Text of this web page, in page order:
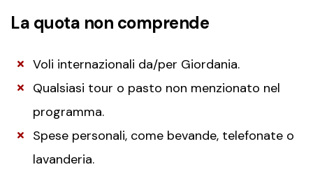
La quota non comprende
Voli internazionali da/per Giordania.
Qualsiasi tour o pasto non menzionato nel
programma.
Spese personali, come bevande, telefonate o
lavanderia.